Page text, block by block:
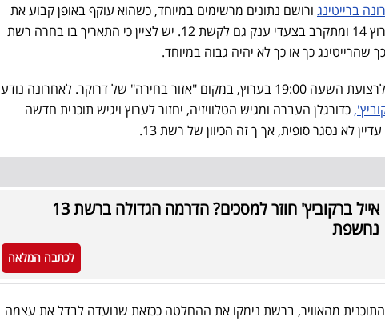
ברייטינג ורושם נתונים מרשימים במיוחד, כשהוא עוקף באופן קבוע את
הערוצים המתחרים - ערוץ 11 וערוץ 14 ומתקרב בצעדי ענק גם לקשת 12. יש לציין כי התאריך בו בחרה רשת
כעת, ברשת 13 מחפשים מחליף לרצועת השעה 19:00 בערוץ, במקום "אזור בחירה" של דרוקר. לאחרונה נודע
כדורגלן העברה ומגיש הטלוויזיה, יחזור לערוץ ויגיש תוכנית חדשה
אייל ברקוביץ' חוזר למסכים? הדרמה הגדולה ברשת 13
נחשפת
לכתבה המלאה
התוכנית מהאוויר, ברשת נימקו את ההחלטה ככזאת שנועדה לבדל את עצמה